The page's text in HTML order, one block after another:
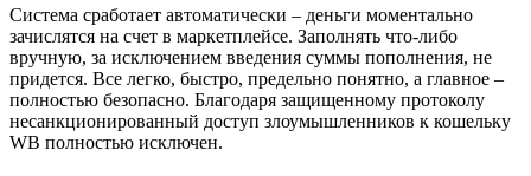
Система сработает автоматически – деньги моментально
зачислятся на счет в маркетплейсе. Заполнять что-либо
вручную, за исключением введения суммы пополнения, не
придется. Все легко, быстро, предельно понятно, а главное –
полностью безопасно. Благодаря защищенному протоколу
несанкционированный доступ злоумышленников к кошельку
WB полностью исключен.